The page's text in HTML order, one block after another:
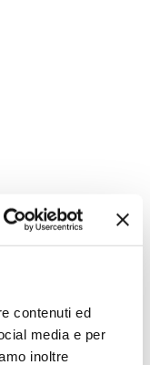
contenuti ed
media e per
inoltre
per la